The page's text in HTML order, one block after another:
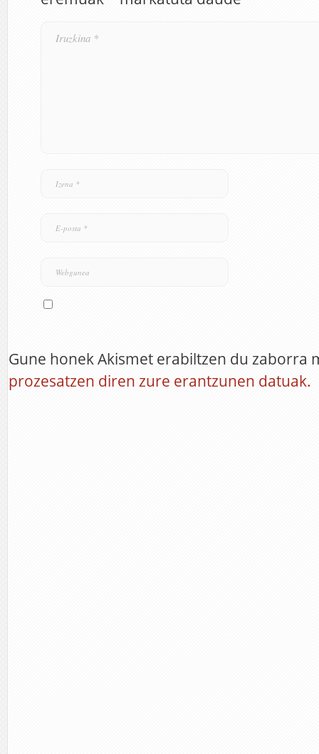
Gune honek Akismet erabiltzen du zaborra
prozesatzen diren zure erantzunen datuak.